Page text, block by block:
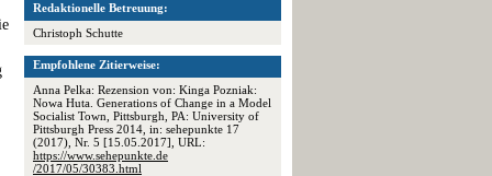
Redaktionelle Betreuung:
Christoph Schutte
Empfohlene Zitierweise:
Anna Pelka: Rezension von: Kinga Pozniak:
Nowa Huta. Generations of Change in a Model
Socialist Town, Pittsburgh, PA: University of
Pittsburgh Press 2014, in: sehepunkte 17
(2017), Nr. 5 [15.05.2017], URL:
https://www.sehepunkte.de
/2017/05/30383.html